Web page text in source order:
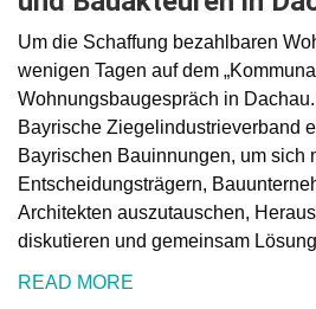
Um die Schaffung bezahlbaren
wenigen Tagen auf dem
Wohnungsbaugespräch in
Bayrische Ziegelindustrieverband
Bayrischen Bauinnungen, um sich
Entscheidungsträgern,
Architekten auszutauschen,
diskutieren und gemeinsam
READ MORE